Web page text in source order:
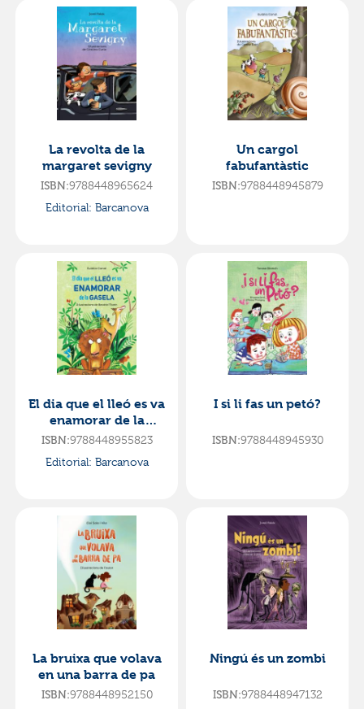
La revolta de la
margaret sevigny
ISBN:9788448965624
Editorial: Barcanova
Un cargol
fabufantàstic
ISBN:9788448945879
El dia que el lleó es va
enamorar de la
gasela
ISBN:9788448955823
Editorial: Barcanova
I si li fas un petó?
ISBN:9788448945930
La bruixa que volava
en una barra de pa
ISBN:9788448952150
Ningú és un zombi
ISBN:9788448947132